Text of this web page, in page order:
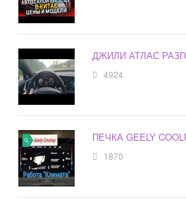
ДЖИЛИ АТЛАС
4924
ПЕЧКА GEELY
1870